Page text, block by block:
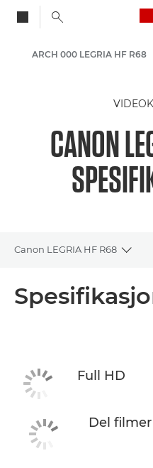
ARCH 000 LEGRIA HF R68
CANON
Canon LEGRIA HF R68
Full HD
Del